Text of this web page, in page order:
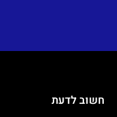
חשוב לדעת